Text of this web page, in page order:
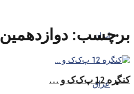
ایران
عراق
برچسب: دوازدهمين
کنگره 12 پ‌ک‌ک و …